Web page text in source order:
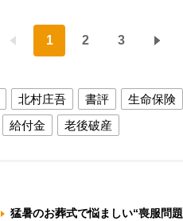
1 2 3
北村庄吾 書評 生命保険
給付金 老後破産
猛暑のお葬式で悩ましい“喪服問